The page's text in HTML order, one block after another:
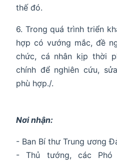
thế đó.
6. Trong quá trình triển
hợp có vướng mắc, đề
chức, cá nhân kịp thời
chính để nghiên cứu,
phù hợp./.
Nơi nhận:
- Ban Bí thư Trung ương
- Thủ tướng, các Phó